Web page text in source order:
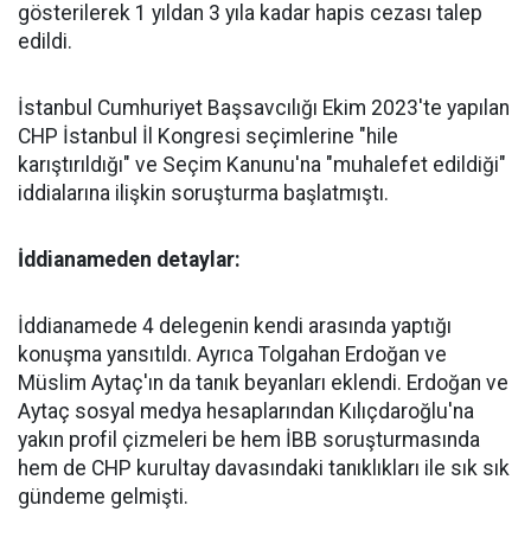
gösterilerek 1 yıldan 3 yıla kadar hapis cezası talep
edildi.
İstanbul Cumhuriyet Başsavcılığı Ekim 2023'te yapılan
CHP İstanbul İl Kongresi seçimlerine "hile
karıştırıldığı" ve Seçim Kanunu'na "muhalefet edildiği"
iddialarına ilişkin soruşturma başlatmıştı.
İddianameden detaylar:
İddianamede 4 delegenin kendi arasında yaptığı
konuşma yansıtıldı. Ayrıca Tolgahan Erdoğan ve
Müslim Aytaç'ın da tanık beyanları eklendi. Erdoğan ve
Aytaç sosyal medya hesaplarından Kılıçdaroğlu'na
yakın profil çizmeleri be hem İBB soruşturmasında
hem de CHP kurultay davasındaki tanıklıkları ile sık sık
gündeme gelmişti.